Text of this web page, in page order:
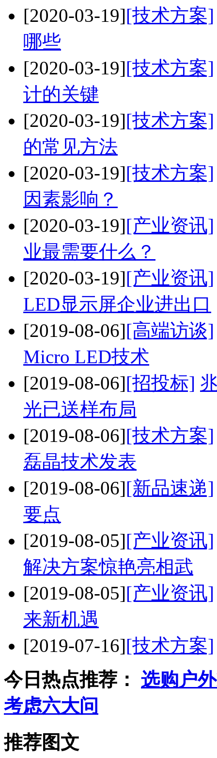
[2020-03-19][技术方案]
哪些
[2020-03-19][技术方案]
计的关键
[2020-03-19][技术方案]
的常见方法
[2020-03-19][技术方案]
因素影响？
[2020-03-19][产业资讯]
业最需要什么？
[2020-03-19][产业资讯]
LED显示屏企业进出口
[2019-08-06][高端访谈]
Micro LED技术
[2019-08-06][招投标]
光已送样布局
[2019-08-06][技术方案]
磊晶技术发表
[2019-08-06][新品速递]
要点
[2019-08-05][产业资讯]
解决方案惊艳亮相武
[2019-08-05][产业资讯]
来新机遇
[2019-07-16][技术方案]
今日热点推荐： 选购户
考虑六大问
推荐图文